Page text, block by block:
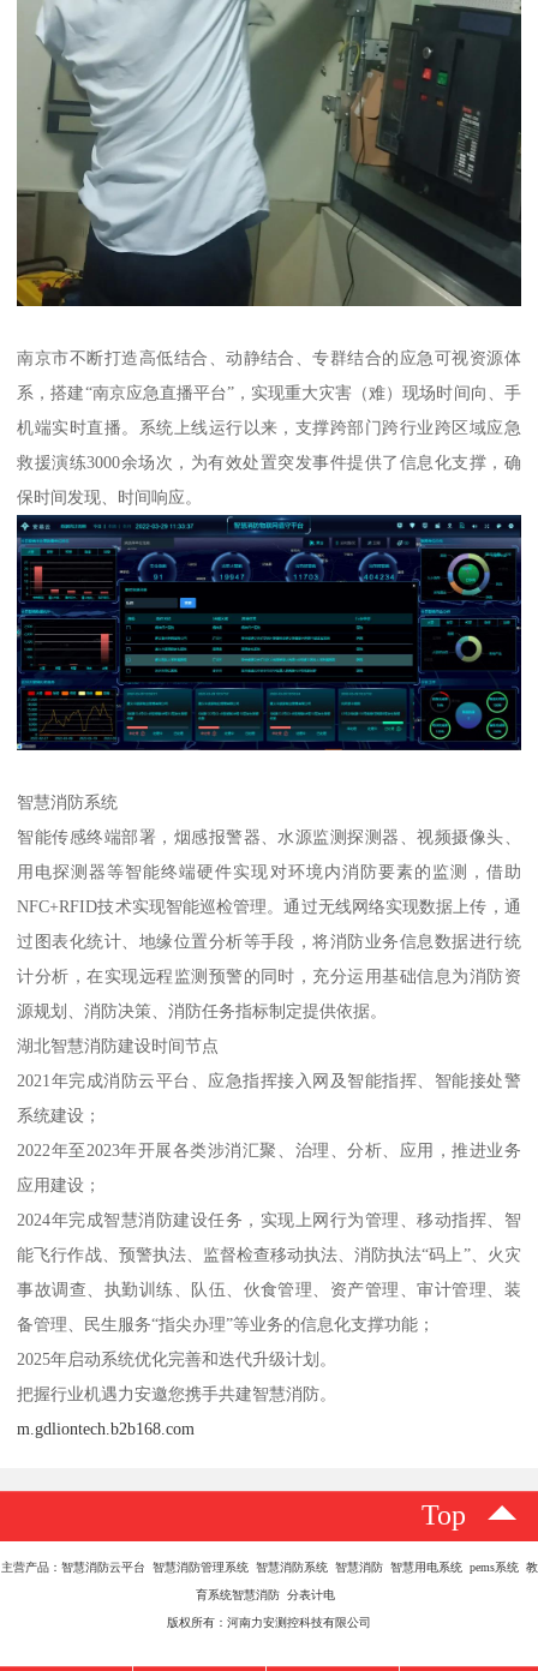
南京市不断打造高低结合、动静结合、专群结合的应急可视资源体
系，搭建“南京应急直播平台”，实现重大灾害（难）现场时间向、手
机端实时直播。系统上线运行以来，支撑跨部门跨行业跨区域应急
救援演练3000余场次，为有效处置突发事件提供了信息化支撑，确
保时间发现、时间响应。
智慧消防系统
智能传感终端部署，烟感报警器、水源监测探测器、视频摄像头、
用电探测器等智能终端硬件实现对环境内消防要素的监测，借助
NFC+RFID技术实现智能巡检管理。通过无线网络实现数据上传，通
过图表化统计、地缘位置分析等手段，将消防业务信息数据进行统
计分析，在实现远程监测预警的同时，充分运用基础信息为消防资
源规划、消防决策、消防任务指标制定提供依据。
湖北智慧消防建设时间节点
2021年完成消防云平台、应急指挥接入网及智能指挥、智能接处警
系统建设；
2022年至2023年开展各类涉消汇聚、治理、分析、应用，推进业务
应用建设；
2024年完成智慧消防建设任务，实现上网行为管理、移动指挥、智
能飞行作战、预警执法、监督检查移动执法、消防执法“码上”、火灾
事故调查、执勤训练、队伍、伙食管理、资产管理、审计管理、装
备管理、民生服务“指尖办理”等业务的信息化支撑功能；
2025年启动系统优化完善和迭代升级计划。
把握行业机遇力安邀您携手共建智慧消防。
m.gdliontech.b2b168.com
Top
主营产品：智慧消防云平台 智慧消防管理系统 智慧消防系统 智慧消防 智慧用电系统 pems系统 教
育系统智慧消防 分表计电
版权所有：河南力安测控科技有限公司